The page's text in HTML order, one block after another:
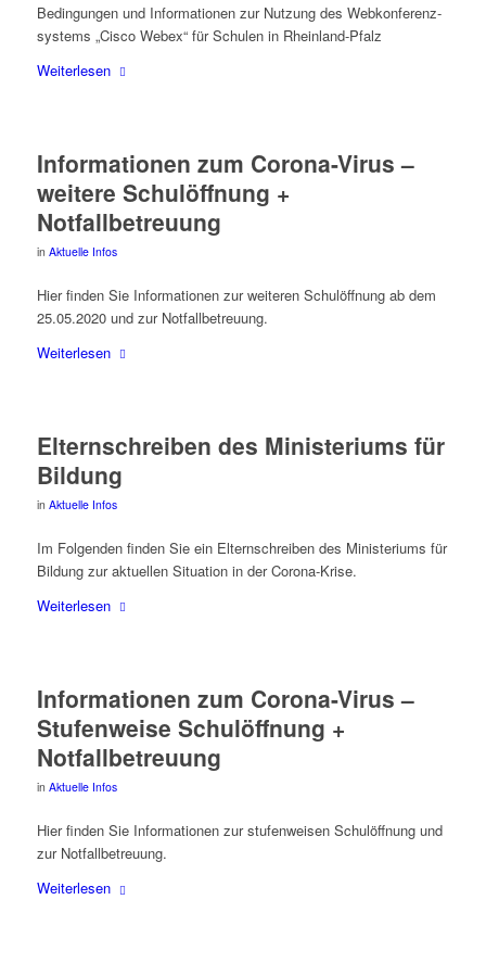
Bedin­gun­gen und Infor­ma­tio­nen zur Nut­zung des Web­kon­fe­renz­
sys­tems „Cis­co Webex“ für Schu­len in Rheinland-Pfalz
Wei­ter­le­sen
Infor­ma­tio­nen zum Coro­na-Virus –
wei­te­re Schul­öff­nung +
Notfallbetreuung
in Aktuelle Infos
Hier fin­den Sie Infor­ma­tio­nen zur wei­te­ren Schul­öff­nung ab dem
25.05.2020 und zur Notfallbetreuung.
Wei­ter­le­sen
Eltern­schrei­ben des Minis­te­ri­ums für
Bildung
in Aktuelle Infos
Im Fol­gen­den fin­den Sie ein Eltern­schrei­ben des Minis­te­ri­ums für
Bil­dung zur aktu­el­len Situa­ti­on in der Corona-Krise.
Wei­ter­le­sen
Infor­ma­tio­nen zum Coro­na-Virus –
Stu­fen­wei­se Schul­öff­nung +
Notfallbetreuung
in Aktuelle Infos
Hier fin­den Sie Infor­ma­tio­nen zur stu­fen­wei­sen Schul­öff­nung und
zur Notfallbetreuung.
Wei­ter­le­sen